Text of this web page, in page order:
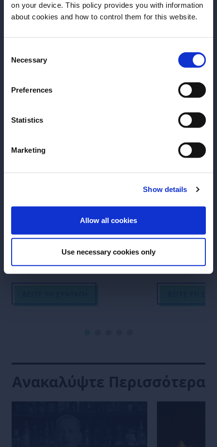
on your device. This policy provides you with information
about cookies and how to control them for this website.
Selection
Necessary
Preferences
Statistics
Marketing
Show details
Allow all cookies
Use necessary cookies only
Πριν ξεκινήσουμε, χρειάζεται να
γνωρίσουμε την ημερομηνία γέννησής
σας;
Παρακαλούμε επιλέξτε μία χώρα:
Περισσότερες Συνταγές
Mai Tai
ΣΥΝΤΑΓΉ
Oaxacan
Ανακαλύψτε Περισσότερα